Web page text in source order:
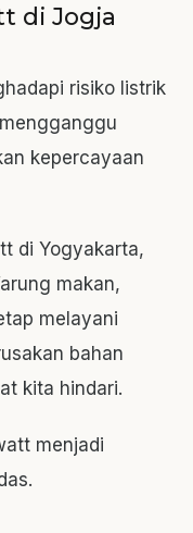
di Jogja
risiko listrik
kepercayaan
di Yogyakarta,
makan,
melayani
bahan
kita hindari.
menjadi